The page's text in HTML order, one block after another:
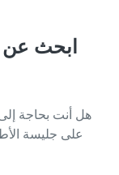
ابحث
هل أنت بحاجة
على جليسة